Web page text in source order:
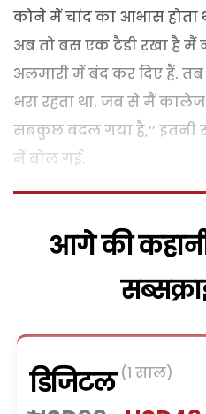
कोने में चांद का आभास होता
अब तो बस एक टैडी रखा है
अलमारी में बंद कर दिए हैं.
भरा रहता था. जब से मैं
सबकुछ बदल गया है,’’ इतनी
में बोल गई.
आगे की
डिजिटल (1 साल)